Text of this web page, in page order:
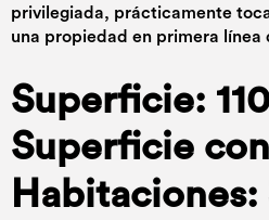
privilegiada, prácticamente
una propiedad en primera línea
Superficie: 110
Superficie
Habitaciones: